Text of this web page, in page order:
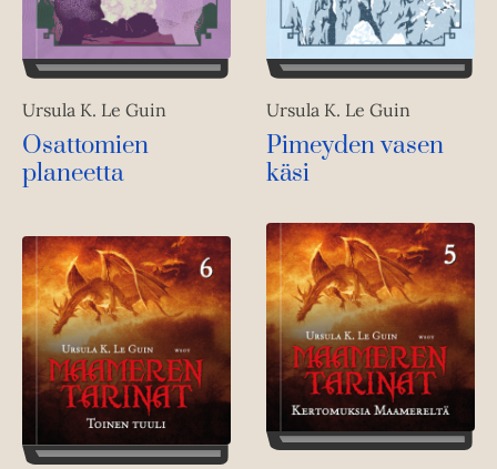
Ursula K. Le Guin
Osattomien
planeetta
Ursula K. Le Guin
Pimeyden vasen
käsi